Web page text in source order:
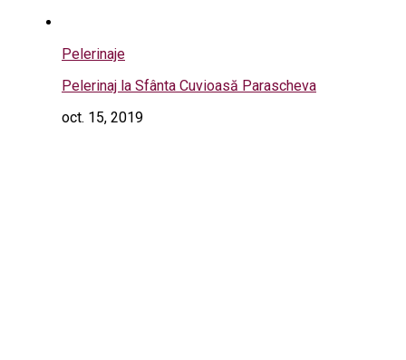
Pelerinaje
Pelerinaj la Sfânta Cuvioasă Parascheva
oct. 15, 2019